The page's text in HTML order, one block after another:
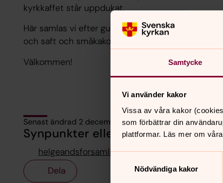
Samtycke
Vi använder kakor
Vissa av våra kakor
som förbättrar din
plattformar. Läs mer om
Samtyckesval
Nödvändiga kakor
kyrkkaffet står uppdukat.
Här samlas vi efter gudstjänsten för samtal och
och saft och småkakor.
Välkommen!
Senast ändrad 2 december 2025
Synpunkter eller frågor på sidans
helgeandsforsamling@svenskakyrkan.se
Dela